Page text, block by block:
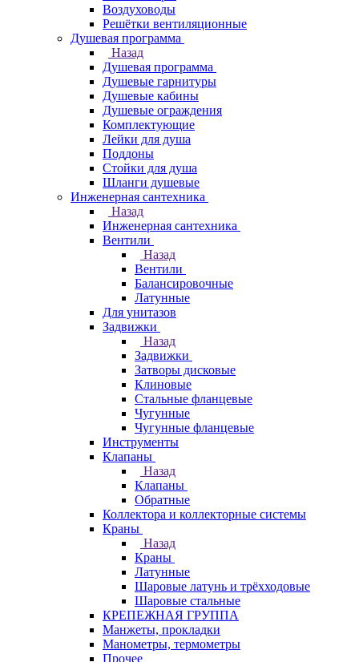
Воздуховоды
Решётки вентиляционные
Душевая программа
Назад
Душевая программа
Душевые гарнитуры
Душевые кабины
Душевые ограждения
Комплектующие
Лейки для душа
Поддоны
Стойки для душа
Шланги душевые
Инженерная сантехника
Назад
Инженерная сантехника
Вентили
Назад
Вентили
Балансировочные
Латунные
Для унитазов
Задвижки
Назад
Задвижки
Затворы дисковые
Клиновые
Стальные фланцевые
Чугунные
Чугунные фланцевые
Инструменты
Клапаны
Назад
Клапаны
Обратные
Коллектора и коллекторные системы
Краны
Назад
Краны
Латунные
Шаровые латунь и трёхходовые
Шаровые стальные
КРЕПЕЖНАЯ ГРУППА
Манжеты, прокладки
Манометры, термометры
Прочее